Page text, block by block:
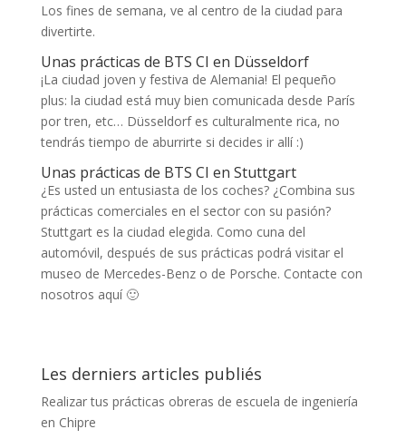
Los fines de semana, ve al centro de la ciudad para
divertirte.
Unas prácticas de BTS CI en Düsseldorf
¡La ciudad joven y festiva de Alemania! El pequeño
plus: la ciudad está muy bien comunicada desde París
por tren, etc… Düsseldorf es culturalmente rica, no
tendrás tiempo de aburrirte si decides ir allí :)
Unas prácticas de BTS CI en Stuttgart
¿Es usted un entusiasta de los coches? ¿Combina sus
prácticas comerciales en el sector con su pasión?
Stuttgart es la ciudad elegida. Como cuna del
automóvil, después de sus prácticas podrá visitar el
museo de Mercedes-Benz o de Porsche. Contacte con
nosotros aquí 🙂
Les derniers articles publiés
Realizar tus prácticas obreras de escuela de ingeniería
en Chipre